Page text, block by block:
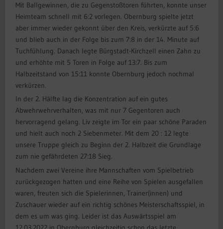
Mit Ballgewinnen, die zu Gegenstoßtoren führten, konnte unser
Heimteam schnell mit 6:2 vorlegen. Obernburg spielte jetzt
aber immer wieder gekonnt über den Kreis, verkürzte auf 5:6
und blieb auch in der Folge bis zum 7:8 in der 14. Minute auf
Tuchfühlung. Danach legte Bürgstadt-Kirchzell einen Zahn zu
und erhöhte mit 5 Toren in Folge auf 13:7. Bis zum
Halbzeitstand von 15:11 konnte Obernburg jedoch nochmal
verkürzen.
In der 2. Hälfte lag die Konzentration auf ein gutes
Abwehrwehrverhalten, was mit nur 7 Gegentoren auch
hervorragend gelang. Liv zeigte im Tor ein paar schöne Paraden
und hielt auch noch 2 Siebenmeter. Mit dem 20 : 12 legte
unsere Truppe gleich zu Beginn der 2. Halbzeit die Grundlage
zum nie gefährdeten 27:18 Sieg.
Nachdem zwei Vereine ihre Mannschaften vom Spielbetrieb
zurückgezogen hatten und eine Reihe von Spielen ausgefallen
waren, freuten sich die Spielerinnen, Trainer(innen) und
Zuschauer wieder auf ein richtig schönes Meisterschaftsspiel, in
dem es um was ging. Leider ist das Auswärtsspiel am